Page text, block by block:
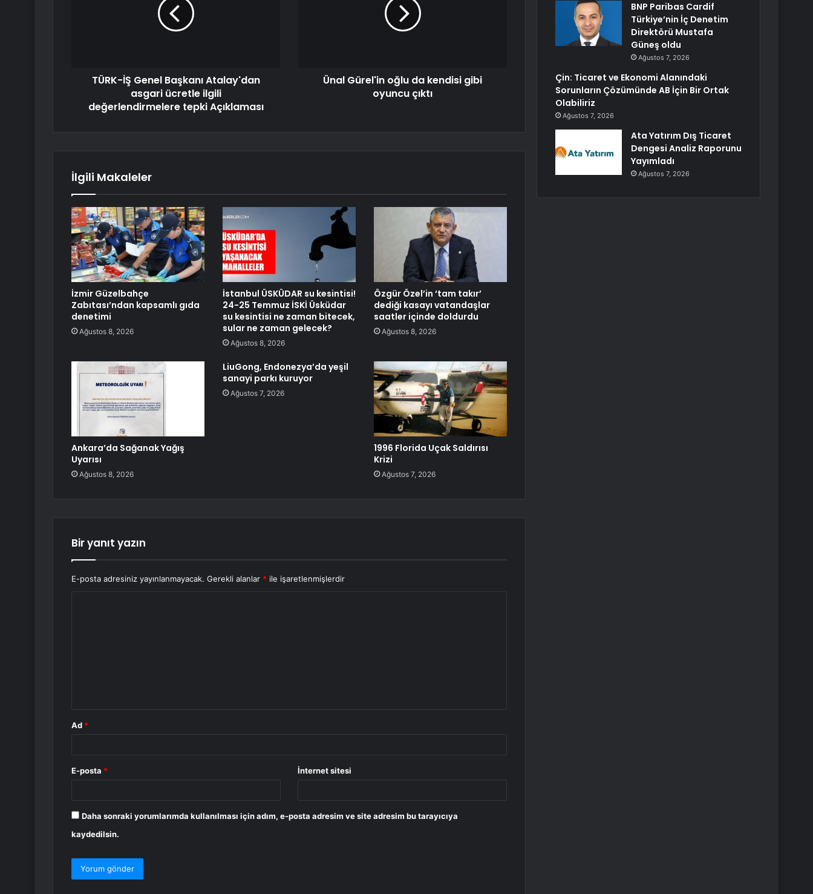
TÜRK-İŞ Genel Başkanı Atalay'dan
asgari ücretle ilgili
değerlendirmelere tepki Açıklaması
Ünal Gürel'in oğlu da kendisi gibi
oyuncu çıktı
İlgili Makaleler
İzmir Güzelbahçe
Zabıtası’ndan kapsamlı gıda
denetimi
Ağustos 8, 2026
İstanbul ÜSKÜDAR su kesintisi!
24-25 Temmuz İSKİ Üsküdar
su kesintisi ne zaman bitecek,
sular ne zaman gelecek?
Ağustos 8, 2026
Özgür Özel’in ‘tam takır’
dediği kasayı vatandaşlar
saatler içinde doldurdu
Ağustos 8, 2026
Ankara’da Sağanak Yağış
Uyarısı
Ağustos 8, 2026
LiuGong, Endonezya’da yeşil
sanayi parkı kuruyor
Ağustos 7, 2026
1996 Florida Uçak Saldırısı
Krizi
Ağustos 7, 2026
Bir yanıt yazın
E-posta adresiniz yayınlanmayacak. Gerekli alanlar * ile işaretlenmişlerdir
Ad *
E-posta * İnternet sitesi
Daha sonraki yorumlarımda kullanılması için adım, e-posta adresim ve site adresim bu tarayıcıya
kaydedilsin.
BNP Paribas Cardif
Türkiye’nin İç Denetim
Direktörü Mustafa
Güneş oldu
Ağustos 7, 2026
Çin: Ticaret ve Ekonomi Alanındaki
Sorunların Çözümünde AB İçin Bir Ortak
Olabiliriz
Ağustos 7, 2026
Ata Yatırım Dış Ticaret
Dengesi Analiz Raporunu
Yayımladı
Ağustos 7, 2026